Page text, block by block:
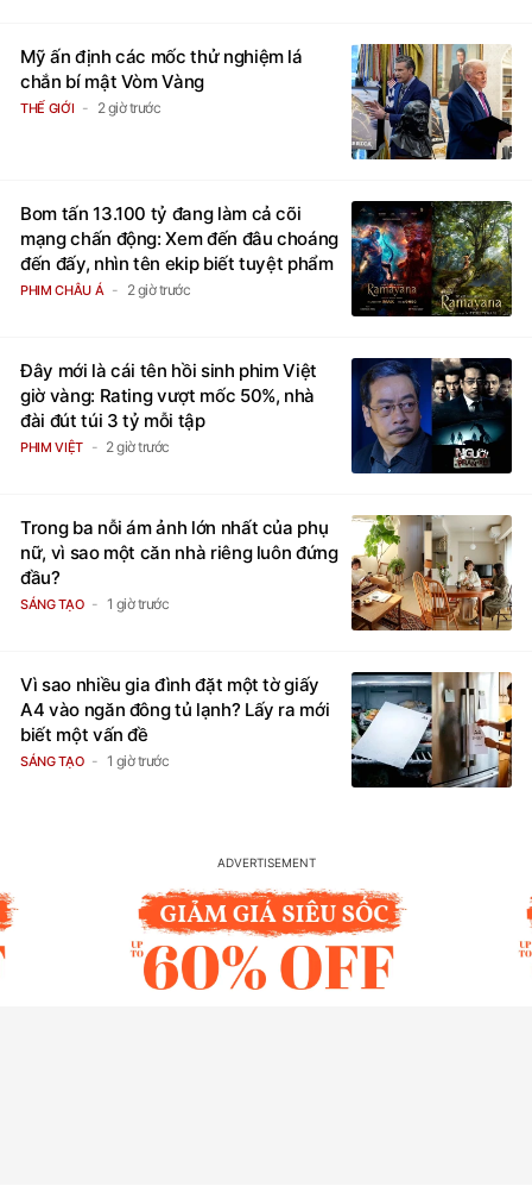
Mỹ ấn định các mốc thử nghiệm lá
chắn bí mật Vòm Vàng
THẾ GIỚI 2 giờ trước
Bom tấn 13.100 tỷ đang làm cả cõi
mạng chấn động: Xem đến đâu choáng
đến đấy, nhìn tên ekip biết tuyệt phẩm
PHIM CHÂU Á 2 giờ trước
Đây mới là cái tên hồi sinh phim Việt
giờ vàng: Rating vượt mốc 50%, nhà
đài đút túi 3 tỷ mỗi tập
PHIM VIỆT 2 giờ trước
Trong ba nỗi ám ảnh lớn nhất của phụ
nữ, vì sao một căn nhà riêng luôn đứng
đầu?
SÁNG TẠO 1 giờ trước
Vì sao nhiều gia đình đặt một tờ giấy
A4 vào ngăn đông tủ lạnh? Lấy ra mới
biết một vấn đề
SÁNG TẠO 1 giờ trước